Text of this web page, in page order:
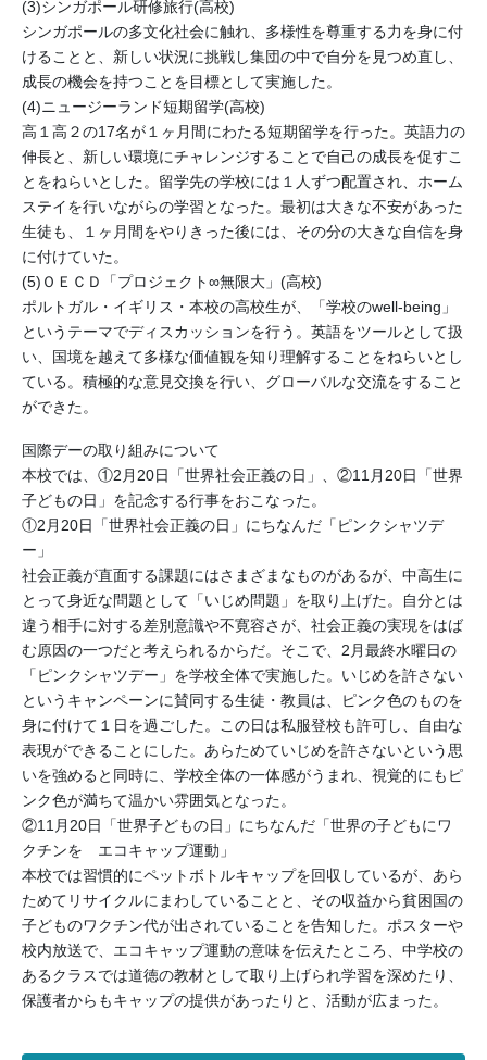
(3)シンガポール研修旅行(高校)
シンガポールの多文化社会に触れ、多様性を尊重する力を身に付
けることと、新しい状況に挑戦し集団の中で自分を見つめ直し、
成長の機会を持つことを目標として実施した。
(4)ニュージーランド短期留学(高校)
高１高２の17名が１ヶ月間にわたる短期留学を行った。英語力の
伸長と、新しい環境にチャレンジすることで自己の成長を促すこ
とをねらいとした。留学先の学校には１人ずつ配置され、ホーム
ステイを行いながらの学習となった。最初は大きな不安があった
生徒も、１ヶ月間をやりきった後には、その分の大きな自信を身
に付けていた。
(5)ＯＥＣＤ「プロジェクト∞無限大」(高校)
ポルトガル・イギリス・本校の高校生が、「学校のwell-being」
というテーマでディスカッションを行う。英語をツールとして扱
い、国境を越えて多様な価値観を知り理解することをねらいとし
ている。積極的な意見交換を行い、グローバルな交流をすること
ができた。
国際デーの取り組みについて
本校では、①2月20日「世界社会正義の日」、②11月20日「世界
子どもの日」を記念する行事をおこなった。
①2月20日「世界社会正義の日」にちなんだ「ピンクシャツデ
ー」
社会正義が直面する課題にはさまざまなものがあるが、中高生に
とって身近な問題として「いじめ問題」を取り上げた。自分とは
違う相手に対する差別意識や不寛容さが、社会正義の実現をはば
む原因の一つだと考えられるからだ。そこで、2月最終水曜日の
「ピンクシャツデー」を学校全体で実施した。いじめを許さない
というキャンペーンに賛同する生徒・教員は、ピンク色のものを
身に付けて１日を過ごした。この日は私服登校も許可し、自由な
表現ができることにした。あらためていじめを許さないという思
いを強めると同時に、学校全体の一体感がうまれ、視覚的にもピ
ンク色が満ちて温かい雰囲気となった。
②11月20日「世界子どもの日」にちなんだ「世界の子どもにワ
クチンを エコキャップ運動」
本校では習慣的にペットボトルキャップを回収しているが、あら
ためてリサイクルにまわしていることと、その収益から貧困国の
子どものワクチン代が出されていることを告知した。ポスターや
校内放送で、エコキャップ運動の意味を伝えたところ、中学校の
あるクラスでは道徳の教材として取り上げられ学習を深めたり、
保護者からもキャップの提供があったりと、活動が広まった。